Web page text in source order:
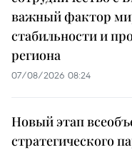
важный фактор
стабильности и
региона
07/08/2026 08:24
Новый этап
стратегического